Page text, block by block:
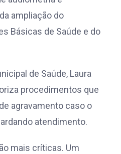
ampliação do
Básicas de Saúde e do
de Saúde, Laura
procedimentos que
agravamento caso o
atendimento.
mais críticas. Um